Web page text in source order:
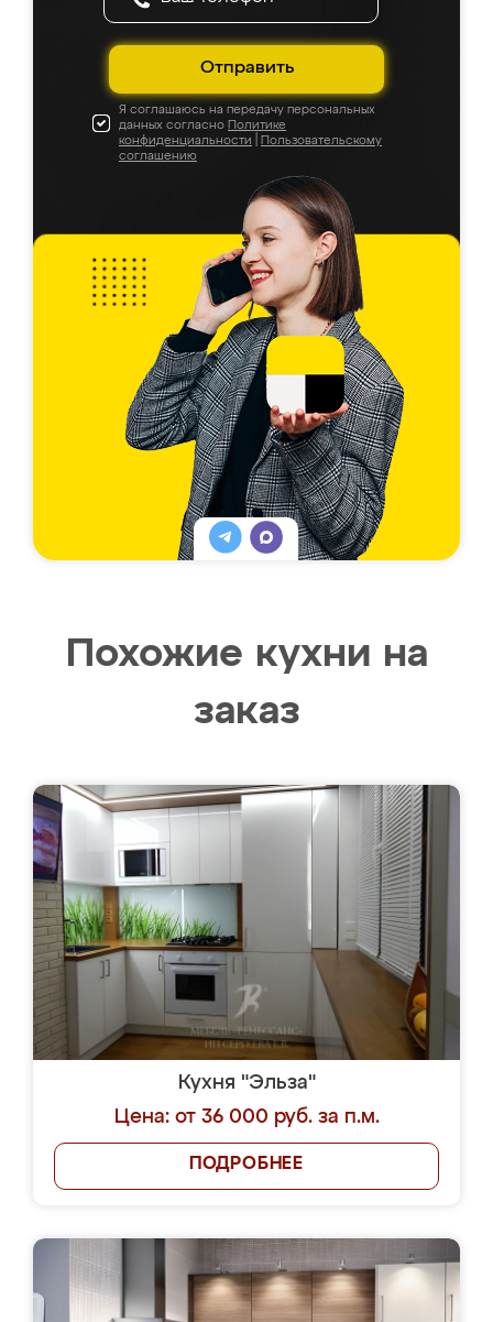
Отправить
Я соглашаюсь на передачу персональных
данных согласно Политике
конфиденциальности
Пользовательскому
соглашению
Похожие кухни на
заказ
Кухня "Эльза"
Цена: от 36 000 руб. за п.м.
ПОДРОБНЕЕ